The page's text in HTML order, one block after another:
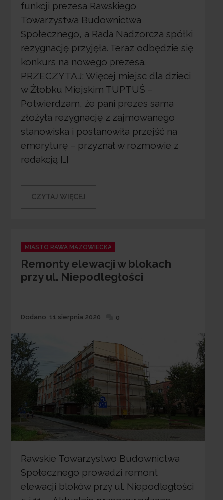
funkcji prezesa Rawskiego
Towarzystwa Budownictwa
Społecznego, a Rada Nadzorcza spółki
rezygnację przyjęła. Teraz odbędzie się
konkurs na nowego prezesa.
PRZECZYTAJ: Więcej miejsc dla dzieci
w Żłobku Miejskim TUPTUŚ –
Potwierdzam, że pani prezes sama
złożyła rezygnację z zajmowanego
stanowiska i postanowiła przejść na
emeryturę – przyznał w rozmowie z
redakcją […]
CZYTAJ WIĘCEJ
Categories
MIASTO RAWA MAZOWIECKA
Remonty elewacji w blokach
przy ul. Niepodległości
Dodane
Dodano 11 sierpnia 2020 0
Rawskie Towarzystwo Budownictwa
Społecznego prowadzi remont
elewacji bloków przy ul. Niepodległości